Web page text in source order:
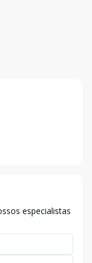
especialistas